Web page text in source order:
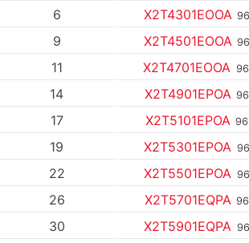
6 X2T4301EOOA
9 X2T4501EOOA
11 X2T4701EOOA
14 X2T4901EPOA
17 X2T5101EPOA
19 X2T5301EPOA
22 X2T5501EPOA
26 X2T5701EQPA
30 X2T5901EQPA